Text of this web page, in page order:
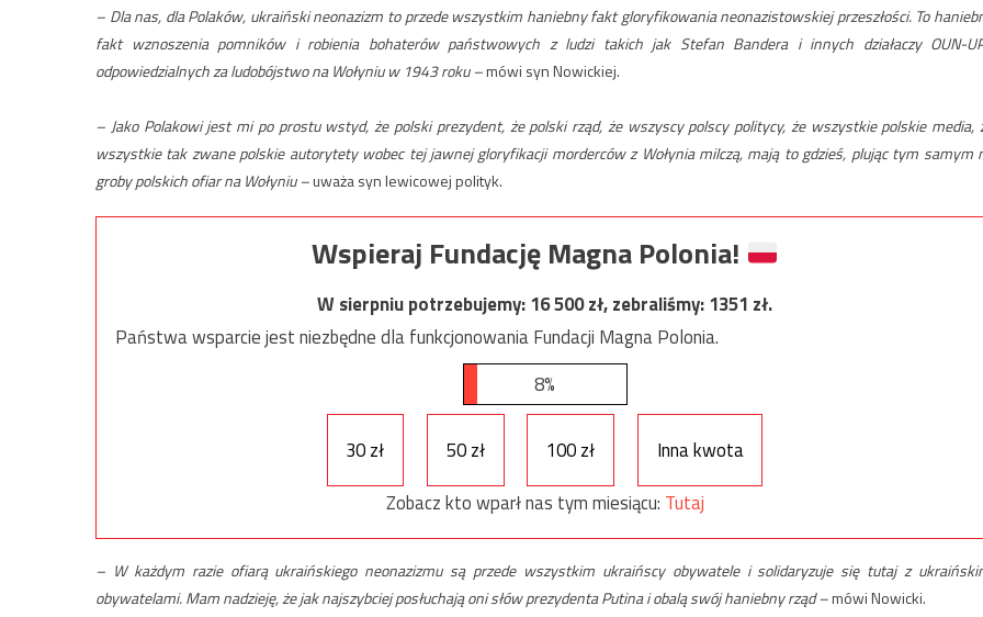
– Dla nas, dla Polaków, ukraiński neonazizm to przede wszystkim haniebny fakt gloryfikowania neonazistowskiej przeszłości. To
fakt wznoszenia pomników i robienia bohaterów państwowych z ludzi takich jak Stefan Bandera i innych działaczy OUN-
odpowiedzialnych za ludobójstwo na Wołyniu w 1943 roku –mówi syn Nowickiej.
– Jako Polakowi jest mi po prostu wstyd, że polski prezydent, że polski rząd, że wszyscy polscy politycy, że wszystkie polskie media,
wszystkie tak zwane polskie autorytety wobec tej jawnej gloryfikacji morderców z Wołynia milczą, mają to gdzieś, plując tym samym
groby polskich ofiar na Wołyniu –uważa syn lewicowej polityk.
Wspieraj Fundację Magna Polonia!
W sierpniu potrzebujemy:16 500zł, zebraliśmy:1351 zł.
Państwa wsparcie jest niezbędne dla funkcjonowania Fundacji Magna Polonia.
8%
30 zł 50 zł 100 zł
Inna kwota
Zobacz kto wparł nas tym miesiącu: Tutaj
– W każdym razie ofiarą ukraińskiego neonazizmu są przede wszystkim ukraińscy obywatele i solidaryzuje się tutaj z
obywatelami. Mam nadzieję, że jak najszybciej posłuchają oni słów prezydenta Putina i obalą swój haniebny rząd –mówi Nowicki.